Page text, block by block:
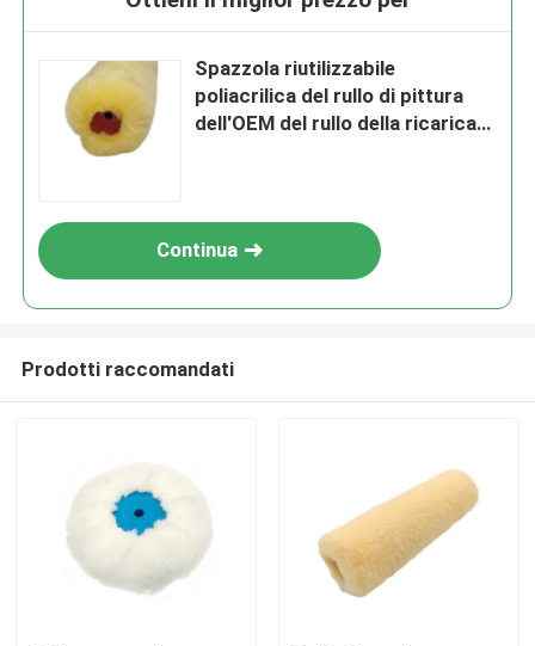
Spazzola riutilizzabile
poliacrilica del rullo di pittura
dell'OEM del rullo della ricarica
Continua
Prodotti raccomandati